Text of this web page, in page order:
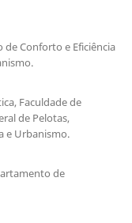
Conforto e Eficiência
Faculdade de
de Pelotas,
e Urbanismo.
de